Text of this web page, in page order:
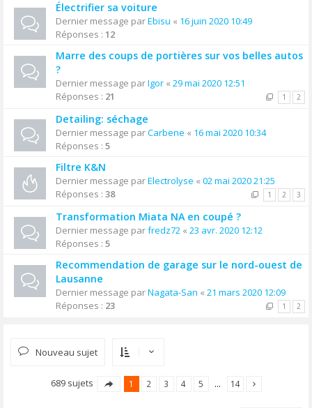
Électrifier sa voiture
Dernier message parEbisu « 16 juin 2020 10:49
Réponses : 12
Marre des coups de portières sur vos belles autos
?
Dernier message parIgor « 29 mai 2020 12:51
Réponses : 21 1 2
Detailing: séchage
Dernier message parCarbene « 16 mai 2020 10:34
Réponses : 5
Filtre K&N
Dernier message parElectrolyse « 02 mai 2020 21:25
Réponses : 38 1 2 3
Transformation Miata NA en coupé ?
Dernier message parfredz72 « 23 avr. 2020 12:12
Réponses : 5
Recommendation de garage sur le nord-ouest de
Lausanne
Dernier message parNagata-San « 21 mars 2020 12:09
Réponses : 23 1 2
Nouveau sujet
689 sujets 1 2 3 4 5 … 14